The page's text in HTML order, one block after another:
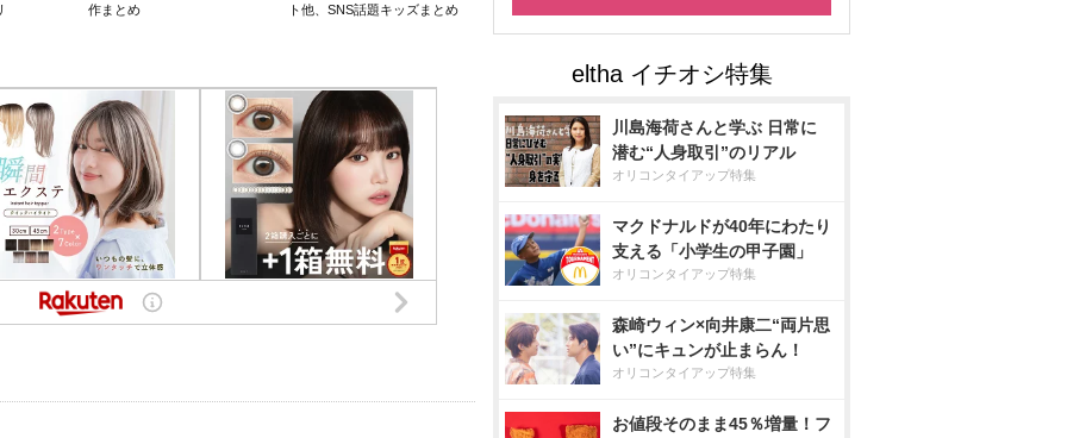
作まとめ
ト他、SNS話題キッズまとめ
川島海荷さんと学ぶ 日常に
潜む“人身取引”のリアル
オリコンタイアップ特集
マクドナルドが40年にわたり
支える「小学生の甲子園」
オリコンタイアップ特集
森崎ウィン×向井康二“両片思
い”にキュンが止まらん！
オリコンタイアップ特集
お値段そのまま45％増量！フ